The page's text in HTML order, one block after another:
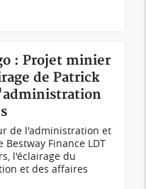
: Projet minier
de Patrick
de l'administration et
Finance LDT
l'éclairage du
et des affaires